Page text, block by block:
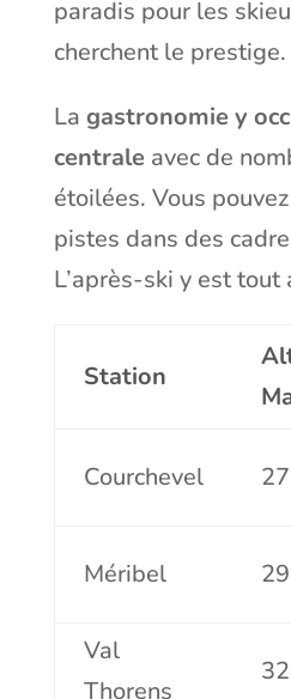
paradis pour les
cherchent le prestige.
La gastronomie y
centrale avec de
étoilées. Vous
pistes dans des
L’après-ski y est tout
Station
Courchevel
Méribel
Val
Thorens